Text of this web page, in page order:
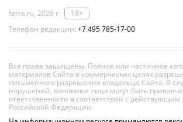
ferra.ru, 2026 г.
18+
Телефон редакции: +7 495 785-17-00
Все права защищены. Полное или частичное
материалов Сайта в коммерческих целях
письменного разрешения владельца Сайта. В
нарушений, виновные лица могут быть
ответственности в соответствии с действующим
Российской Федерации.